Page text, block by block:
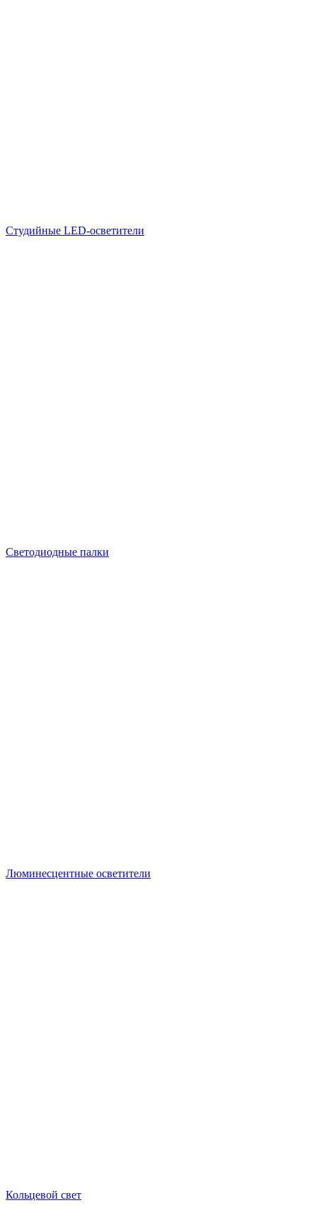
Студийные LED-осветители
Светодиодные палки
Люминесцентные осветители
Кольцевой свет